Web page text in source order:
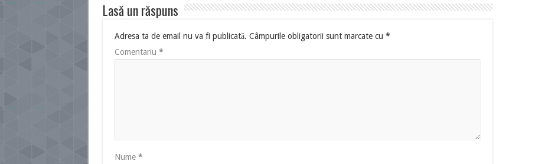
Lasă un răspuns
Adresa ta de email nu va fi publicată. Câmpurile obligatorii sunt marcate cu *
Comentariu *
Nume *